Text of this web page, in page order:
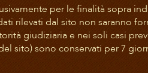
per le finalità sopra
rilevati dal sito non saranno
giudiziaria e nei soli casi
sito) sono conservati per 7